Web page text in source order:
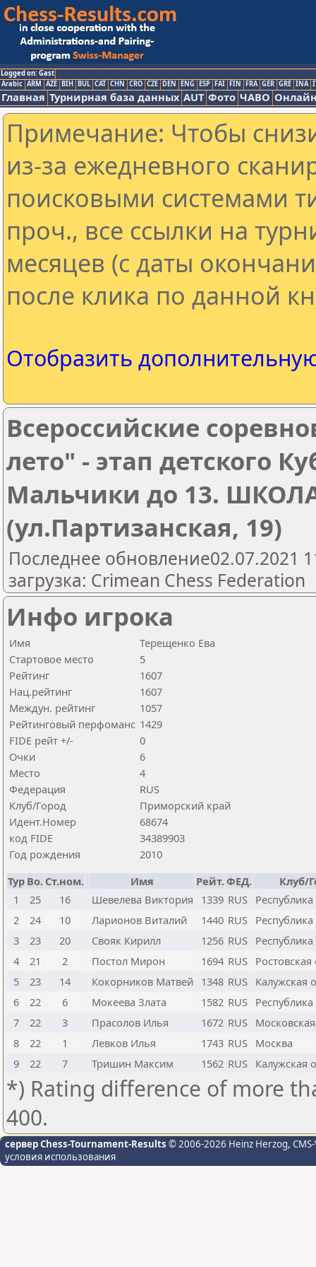
Logged on: Gast
Arabic ARM AZE BIH BUL CAT CHN CRO CZE DEN ENG ESP FAI FIN FRA GER GRE INA
Главная Турнирная база данных AUT Фото ЧАВО
Примечание: Чтобы
из-за ежедневного
поисковыми системами
проч., все ссылки на
месяцев (с даты
после клика по данной
Отобразить
Всероссийские
лето" - этап детского
Мальчики до 13.
(ул.Партизанская, 19)
Последнее обновление02.07.2021
загрузка: Crimean Chess Federation
Инфо игрока
Имя
Терещенко Ева
Стартовое место
5
Рейтинг
1607
Нац.рейтинг
1607
Междун. рейтинг
1057
Рейтинговый перфоманс 1429
FIDE рейт +/-
0
Очки
6
Место
4
Федерация
RUS
Клуб/Город
Приморский край
Идент.Номер
68674
код FIDE
34389903
Год рождения
2010
Тур Bo. Ст.ном. Имя Рейт.ФЕД.
Клуб/
1
25 16 Шевелева Виктория 1339 RUS
2
24 10 Ларионов Виталий 1440 RUS
3
23 20 Свояк Кирилл 1256 RUS
4
21 2 Постол Мирон 1694 RUS Ростовская
5
23 14 Кокорников Матвей 1348 RUS Калужская
6
22 6 Мокеева Злата 1582 RUS Республика
7
22 3 Прасолов Илья 1672 RUS
8
22 1 Левков Илья 1743 RUS Москва
9
22 7 Тришин Максим 1562 RUS Калужская
*) Rating difference of more
400.
сервер Chess-Tournament-Results © 2006-2026 Heinz Herzog,
условия использования